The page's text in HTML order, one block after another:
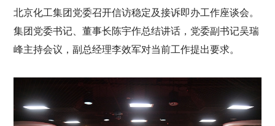
北京化工集团党委召开信访稳定及接诉即办工作座谈会。
集团党委书记、董事长陈宇作总结讲话，党委副书记吴瑞
峰主持会议，副总经理李效军对当前工作提出要求。